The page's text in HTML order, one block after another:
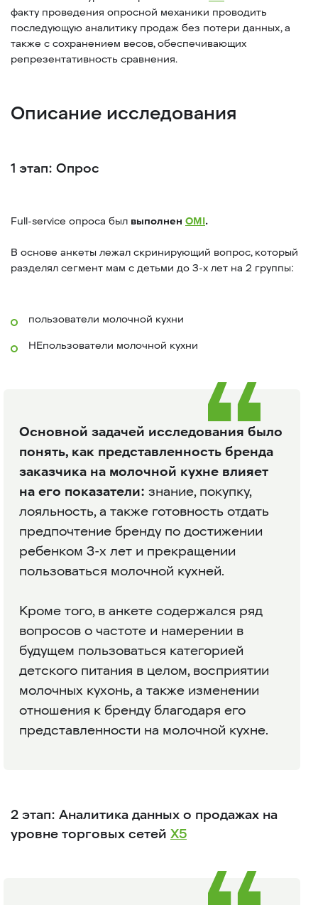
факту проведения опросной механики проводить
последующую аналитику продаж без потери данных, а
также с сохранением весов, обеспечивающих
репрезентативность сравнения.
Описание исследования
1 этап: Опрос
Full-service опроса был выполнен OMI.
В основе анкеты лежал скринирующий вопрос, который
разделял сегмент мам с детьми до 3-х лет на 2 группы:
пользователи молочной кухни
НЕпользователи молочной кухни
Основной задачей исследования было
понять, как представленность бренда
заказчика на молочной кухне влияет
на его показатели: знание, покупку,
лояльность, а также готовность отдать
предпочтение бренду по достижении
ребенком 3-х лет и прекращении
пользоваться молочной кухней.
Кроме того, в анкете содержался ряд
вопросов о частоте и намерении в
будущем пользоваться категорией
детского питания в целом, восприятии
молочных кухонь, а также изменении
отношения к бренду благодаря его
представленности на молочной кухне.
2 этап: Аналитика данных о продажах на
уровне торговых сетей X5